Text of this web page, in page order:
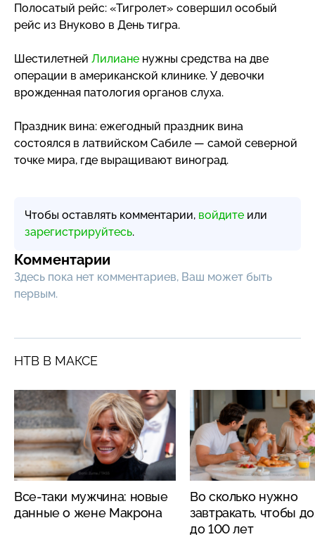
Полосатый рейс: «Тигролет» совершил особый
рейс из Внуково в День тигра.
Шестилетней Лилиане нужны средства на две
операции в американской клинике. У девочки
врожденная патология органов слуха.
Праздник вина: ежегодный праздник вина
состоялся в латвийском Сабиле — самой северной
точке мира, где выращивают виноград.
Чтобы оставлять комментарии, войдите или
зарегистрируйтесь.
Комментарии
Здесь пока нет комментариев, Ваш может быть
первым.
НТВ В МАКСЕ
Все-таки мужчина: новые
данные о жене Макрона
Во сколько нужно
завтракать, чтобы
до 100 лет